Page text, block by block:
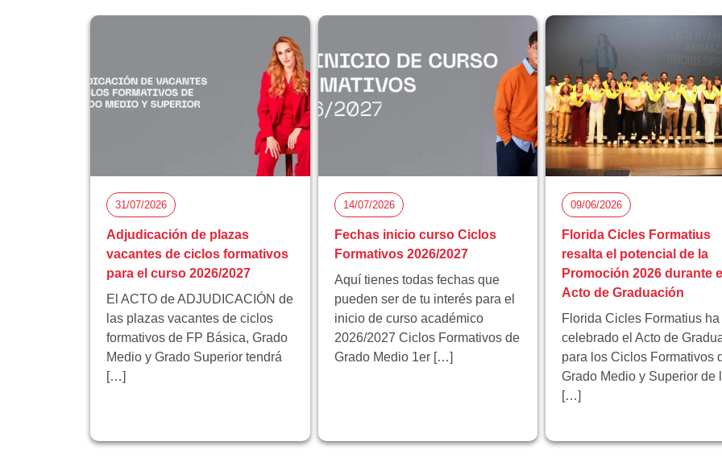
31/07/2026
Adjudicación de plazas
vacantes de ciclos formativos
para el curso 2026/2027
El ACTO de ADJUDICACIÓN de
las plazas vacantes de ciclos
formativos de FP Básica, Grado
Medio y Grado Superior tendrá
[…]
14/07/2026
Fechas inicio curso Ciclos
Formativos 2026/2027
Aquí tienes todas fechas que
pueden ser de tu interés para el
inicio de curso académico
2026/2027 Ciclos Formativos de
Grado Medio 1er […]
09/06/2026
Florida Cicles Formatius
resalta el potencial de la
Promoción 2026 durante el
Acto de Graduación
Florida Cicles Formatius ha
celebrado el Acto de
para los Ciclos Formativos
Grado Medio y Superior de
[…]